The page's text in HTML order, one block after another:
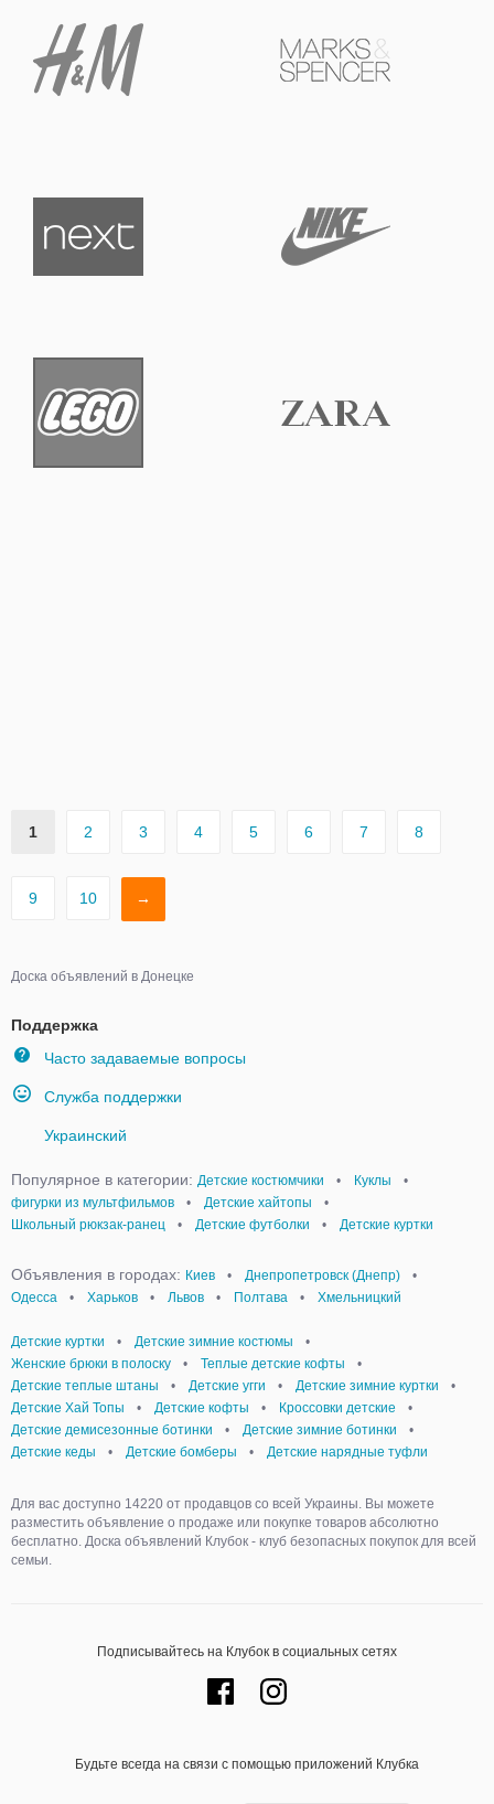
1 2 3 4 5 6 7 8
9 10 →
Доска объявлений в Донецке
Поддержка
Часто задаваемые вопросы
Служба поддержки
Украинский
Популярное в категории: Детские костюмчики • Куклы
•
фигурки из мультфильмов
• Детские хайтопы
•
Школьный рюкзак-ранец
• Детские футболки • Детские куртки
Объявления в городах: Киев • Днепропетровск (Днепр)
•
Одесса
• Харьков • Львов • Полтава • Хмельницкий
Детские куртки • Детские зимние костюмы
•
Женские брюки в полоску
• Теплые детские кофты
•
Детские теплые штаны
• Детские угги • Детские зимние куртки
•
Детские Хай Топы
• Детские кофты • Кроссовки детские
•
Детские демисезонные ботинки
• Детские зимние ботинки
•
Детские кеды
• Детские бомберы • Детские нарядные туфли
Для вас доступно 14220 от продавцов со всей Украины. Вы можете
разместить объявление о продаже или покупке товаров абсолютно
бесплатно. Доска объявлений Клубок - клуб безопасных покупок для всей
семьи.
Подписывайтесь на Клубок в социальных сетях
Будьте всегда на связи с помощью приложений Клубка